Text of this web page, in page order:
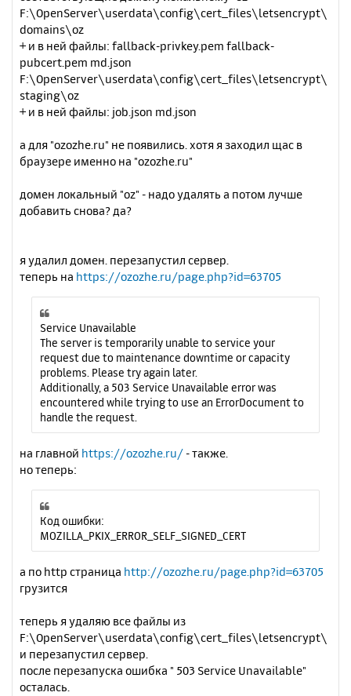
15
ErrorDocument 416 /page_errors.php?error=4
16
ErrorDocument 417 /page_errors.php?error=4
17
ErrorDocument 500 /page_errors.php?error=5
00
ErrorDocument 501 /page_errors.php?error=5
01
02
ErrorDocument 503 /page_errors.php?error=5
04
ErrorDocument 505 /page_errors.php?error=5
php_value display_startup_errors 1
php_value error_reporting E_ALL
F:\OpenServer\userdata\config\cert_files\letsencrypt\
domains\oz
+ и в ней файлы: fallback-privkey.pem fallback-
pubcert.pem md.json
F:\OpenServer\userdata\config\cert_files\letsencrypt\
staging\oz
+ и в ней файлы: job.json md.json
а для "ozozhe.ru" не появились. хотя я заходил щас в
браузере именно на "ozozhe.ru"
домен локальный "oz" - надо удалять а потом лучше
добавить снова? да?
я удалил домен. перезапустил сервер.
теперь на https://ozozhe.ru/page.php?id=63705
Service Unavailable
The server is temporarily unable to service your
request due to maintenance downtime or capacity
problems. Please try again later.
Additionally, a 503 Service Unavailable error was
encountered while trying to use an ErrorDocument to
handle the request.
на главной https://ozozhe.ru/- также.
но теперь:
Код ошибки:
MOZILLA_PKIX_ERROR_SELF_SIGNED_CERT
а по http страница http://ozozhe.ru/page.php?id=63705
грузится
теперь я удаляю все файлы из
F:\OpenServer\userdata\config\cert_files\letsencrypt\
и перезапустил сервер.
после перезапуска ошибка " 503 Service Unavailable"
осталась.